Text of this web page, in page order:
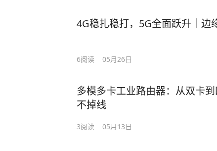
4G稳扎稳打，5G全面跃升｜边
6阅读 05月26日
多模多卡工业路由器：从双卡
不掉线
3阅读 05月13日